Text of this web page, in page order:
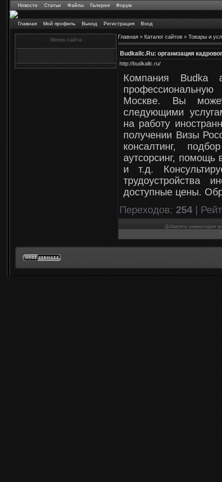
Новости Статьи Файлы Галерея Форум
Главная Мой профиль Выход Регистрация Вход
Меню сайта Главная»Каталог сайтов»Товары и
Budkallc.Ru: организация
http://budkallc.ru/
Компания Budka
Москве. Вы
следующими
на работу
получении Визы
консалтинг,
аутсорсинг, помощь
и т.д.
трудоустройства
доступные цены.
Переходов:254|
Добавлять комментарии